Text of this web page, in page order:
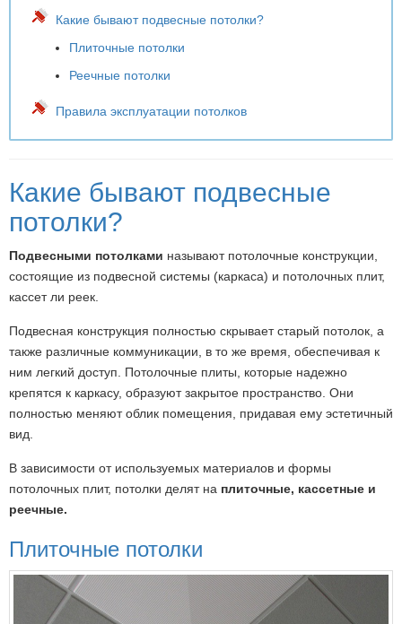
Какие бывают подвесные потолки?
Плиточные потолки
Реечные потолки
Правила эксплуатации потолков
Какие бывают подвесные
потолки?
Подвесными потолками называют потолочные конструкции,
состоящие из подвесной системы (каркаса) и потолочных плит,
кассет ли реек.
Подвесная конструкция полностью скрывает старый потолок, а
также различные коммуникации, в то же время, обеспечивая к
ним легкий доступ. Потолочные плиты, которые надежно
крепятся к каркасу, образуют закрытое пространство. Они
полностью меняют облик помещения, придавая ему эстетичный
вид.
В зависимости от используемых материалов и формы
потолочных плит, потолки делят на плиточные, кассетные и
реечные.
Плиточные потолки